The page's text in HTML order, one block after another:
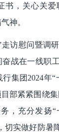
书，关心关
神。
走访慰问暨调
战在一线职
集团2024年
部紧紧围绕
，充分发扬“
切实做好防暑